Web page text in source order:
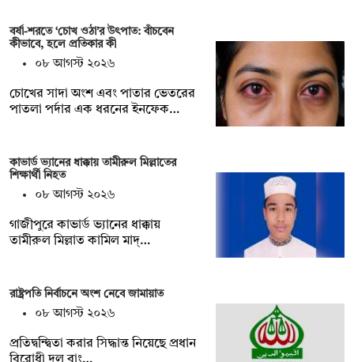
বর্ষা-শরতে ‘চোখ ওঠা’র উৎপাত: বাঁচবেন
কীভাবে, হলে প্রতিকার কী
০৮ আগস্ট ২০২৬
চোখের সাদা অংশ এবং পাতার ভেতরের
পাতলা পর্দার এক ধরনের ইনফেক…
কাভার্ড ভ্যানের ধাক্কায় তামীরুল মিল্লাতের
শিক্ষার্থী নিহত
০৮ আগস্ট ২০২৬
গাজীপুরে কাভার্ড ভ্যানের ধাক্কায়
তামীরুল মিল্লাত কামিল মাদ্…
রাষ্ট্রপতি নির্বাচনে অংশ নেবে জামায়াত
০৮ আগস্ট ২০২৬
প্রতিদ্বন্দ্বিতা করার সিদ্ধান্ত নিয়েছে প্রধান